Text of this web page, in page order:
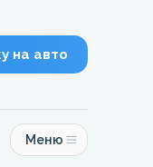
на авто
Меню